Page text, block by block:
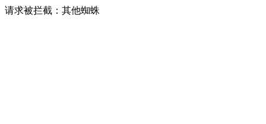
请求被拦截：其他蜘蛛